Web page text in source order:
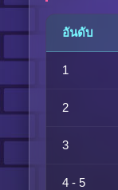
อันดับ
1
2
3
4 - 5